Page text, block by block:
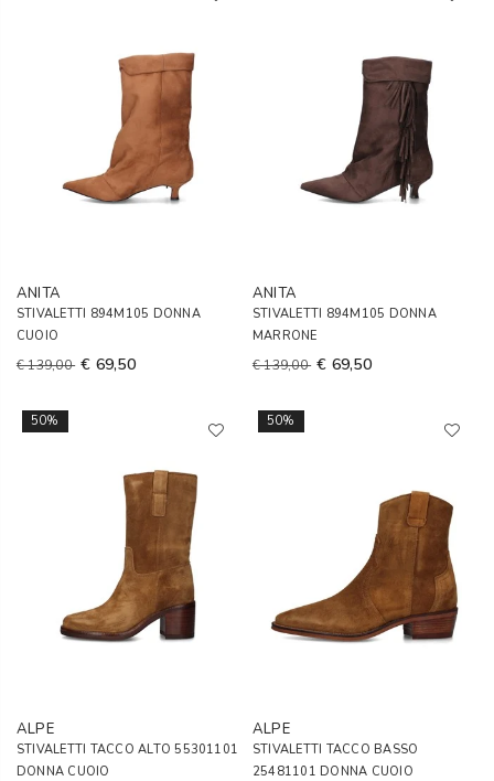
ANITA
STIVALETTI 894M105 DONNA
CUOIO
€ 139,00 € 69,50
ANITA
STIVALETTI 894M105 DONNA
MARRONE
€ 139,00 € 69,50
50%
ALPE
STIVALETTI TACCO ALTO 55301101
DONNA CUOIO
50%
ALPE
STIVALETTI TACCO BASSO
25481101 DONNA CUOIO